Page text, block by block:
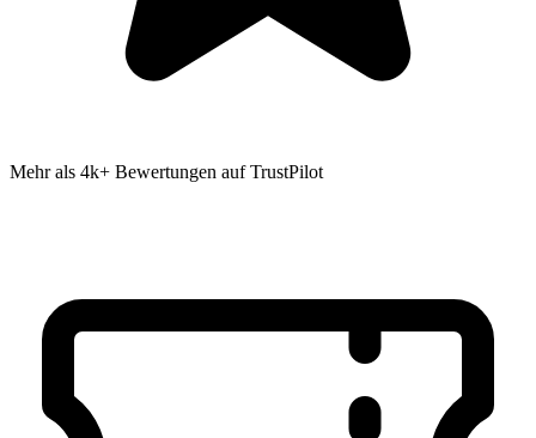
Mehr als 4k+ Bewertungen auf TrustPilot